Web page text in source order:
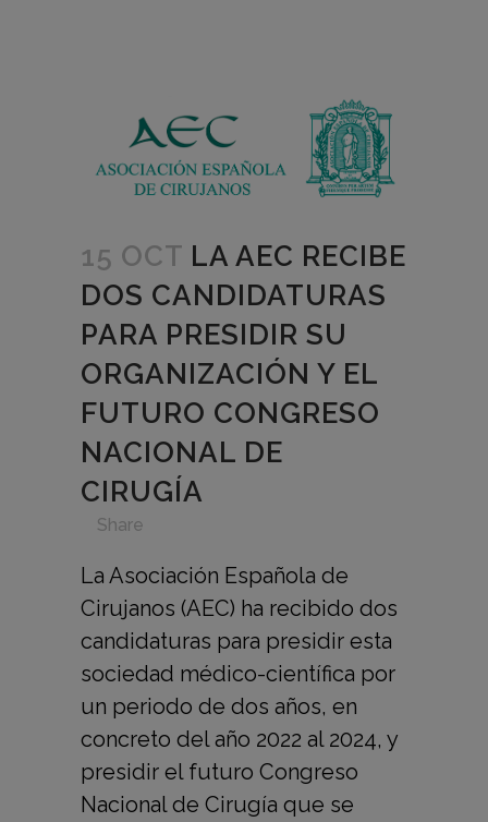
15 OCT LA AEC RECIBE
DOS CANDIDATURAS
PARA PRESIDIR SU
ORGANIZACIÓN Y EL
FUTURO CONGRESO
NACIONAL DE
CIRUGÍA
Share
La Asociación Española de
Cirujanos (AEC) ha recibido dos
candidaturas para presidir esta
sociedad médico-científica por
un periodo de dos años, en
concreto del año 2022 al 2024, y
presidir el futuro Congreso
Nacional de Cirugía que se